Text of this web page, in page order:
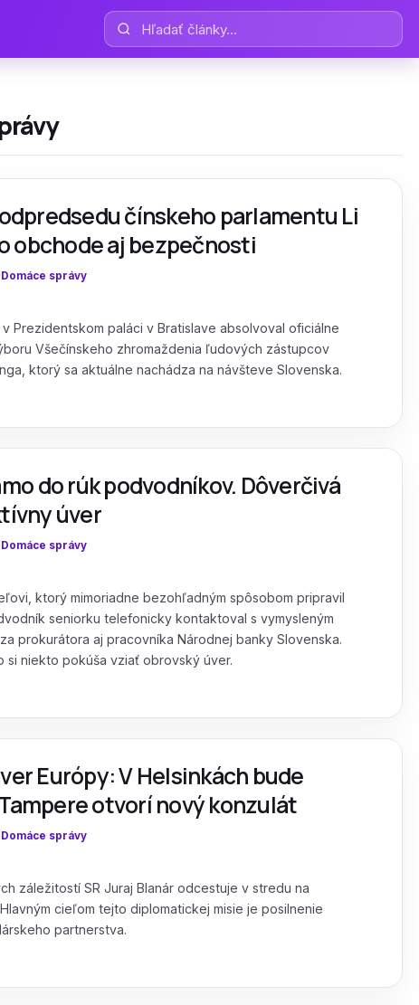
Hľadať články
čínskeho parlamentu Li
obchode aj bezpečnosti
Domáce správy
Prezidentskom paláci v Bratislave absolvoval oficiálne
Všečínskeho zhromaždenia ľudových zástupcov
ktorý sa aktuálne nachádza na návšteve Slovenska.
do rúk podvodníkov. Dôverčivá
úver
Domáce správy
ktorý mimoriadne bezohľadným spôsobom pripravil
seniorku telefonicky kontaktoval s vymysleným
prokurátora aj pracovníka Národnej banky Slovenska.
si niekto pokúša vziať obrovský úver.
Európy: V Helsinkách bude
otvorí nový konzulát
Domáce správy
záležitostí SR Juraj Blanár odcestuje v stredu na
cieľom tejto diplomatickej misie je posilnenie
partnerstva.